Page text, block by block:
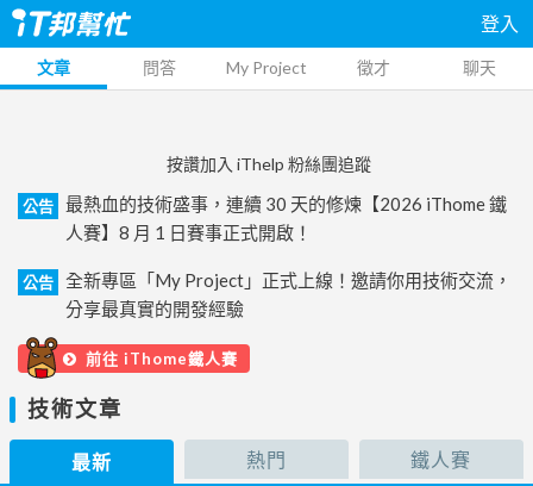
登入
文章 問答 My Project 徵才 聊天
按讚加入 iThelp 粉絲團追蹤
公告
最熱血的技術盛事，連續 30 天的修煉【2026 iThome 鐵
人賽】8 月 1 日賽事正式開啟！
公告
全新專區「My Project」正式上線！邀請你用技術交流，
分享最真實的開發經驗
前往 iThome鐵人賽
技術文章
最新 熱門 鐵人賽